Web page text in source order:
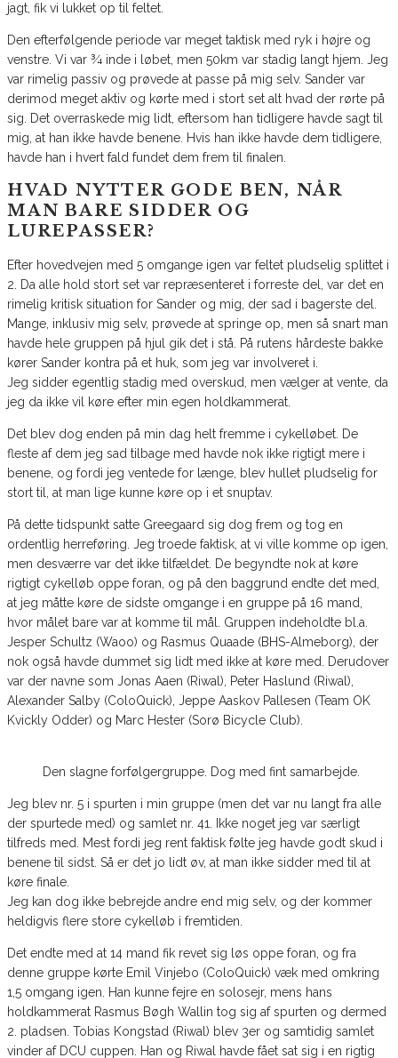
jagt, fik vi lukket op til feltet.
Den efterfølgende periode var meget taktisk med ryk i højre og
venstre. Vi var ¾ inde i løbet, men 50km var stadig langt hjem. Jeg
var rimelig passiv og prøvede at passe på mig selv. Sander var
derimod meget aktiv og kørte med i stort set alt hvad der rørte på
sig. Det overraskede mig lidt, eftersom han tidligere havde sagt til
mig, at han ikke havde benene. Hvis han ikke havde dem tidligere,
havde han i hvert fald fundet dem frem til finalen.
HVAD NYTTER GODE BEN, NÅR
MAN BARE SIDDER OG
LUREPASSER?
Efter hovedvejen med 5 omgange igen var feltet pludselig splittet i
2. Da alle hold stort set var repræsenteret i forreste del, var det en
rimelig kritisk situation for Sander og mig, der sad i bagerste del.
Mange, inklusiv mig selv, prøvede at springe op, men så snart man
havde hele gruppen på hjul gik det i stå. På rutens hårdeste bakke
kører Sander kontra på et huk, som jeg var involveret i.
Jeg sidder egentlig stadig med overskud, men vælger at vente, da
jeg da ikke vil køre efter min egen holdkammerat.
Det blev dog enden på min dag helt fremme i cykelløbet. De
fleste af dem jeg sad tilbage med havde nok ikke rigtigt mere i
benene, og fordi jeg ventede for længe, blev hullet pludselig for
stort til, at man lige kunne køre op i et snuptav.
På dette tidspunkt satte Greegaard sig dog frem og tog en
ordentlig herreføring. Jeg troede faktisk, at vi ville komme op igen,
men desværre var det ikke tilfældet. De begyndte nok at køre
rigtigt cykelløb oppe foran, og på den baggrund endte det med,
at jeg måtte køre de sidste omgange i en gruppe på 16 mand,
hvor målet bare var at komme til mål. Gruppen indeholdte bl.a.
Jesper Schultz (Waoo) og Rasmus Quaade (BHS-Almeborg), der
nok også havde dummet sig lidt med ikke at køre med. Derudover
var der navne som Jonas Aaen (Riwal), Peter Haslund (Riwal),
Alexander Salby (ColoQuick), Jeppe Aaskov Pallesen (Team OK
Kvickly Odder) og Marc Hester (Sorø Bicycle Club).
Den slagne forfølgergruppe. Dog med fint samarbejde.
Jeg blev nr. 5 i spurten i min gruppe (men det var nu langt fra alle
der spurtede med) og samlet nr. 41. Ikke noget jeg var særligt
tilfreds med. Mest fordi jeg rent faktisk følte jeg havde godt skud i
benene til sidst. Så er det jo lidt øv, at man ikke sidder med til at
køre finale.
Jeg kan dog ikke bebrejde andre end mig selv, og der kommer
heldigvis flere store cykelløb i fremtiden.
Det endte med at 14 mand fik revet sig løs oppe foran, og fra
denne gruppe kørte Emil Vinjebo (ColoQuick) væk med omkring
1,5 omgang igen. Han kunne fejre en solosejr, mens hans
holdkammerat Rasmus Bøgh Wallin tog sig af spurten og dermed
2. pladsen. Tobias Kongstad (Riwal) blev 3er og samtidig samlet
vinder af DCU cuppen. Han og Riwal havde fået sat sig i en rigtig